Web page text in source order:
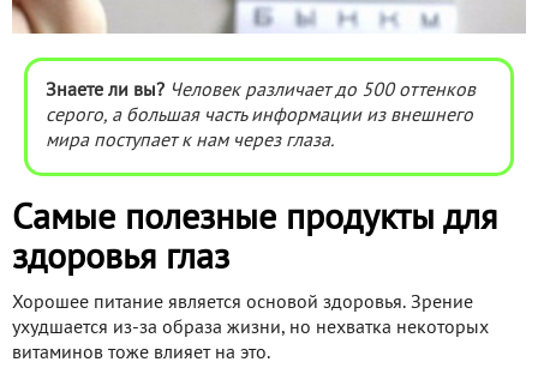
Знаете ли вы? Человек различает до 500 оттенков
серого, а большая часть информации из внешнего
мира поступает к нам через глаза.
Самые полезные продукты для
здоровья глаз
Хорошее питание является основой здоровья. Зрение
ухудшается из-за образа жизни, но нехватка некоторых
витаминов тоже влияет на это.